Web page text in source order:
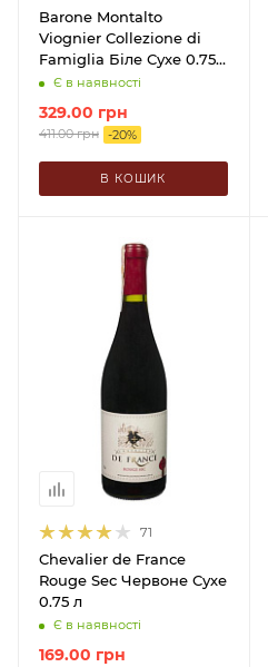
Barone Montalto
Viognier Collezione di
Famiglia Біле Сухе 0.75
л Є в наявності
329.00 грн
411.00грн -20%
В КОШИК
71
Chevalier de France
Rouge Sec Червоне Сухе
0.75 л
Є в наявності
169.00 грн